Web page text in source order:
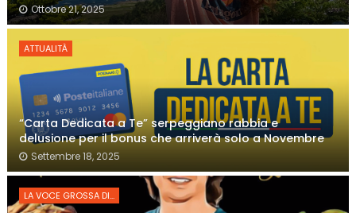
Ottobre 21, 2025
ATTUALITÀ
“Carta Dedicata a Te” serpeggiano rabbia e
delusione per il bonus che arriverà solo a Novembre
Settembre 18, 2025
LA VOCE GROSSA DI...